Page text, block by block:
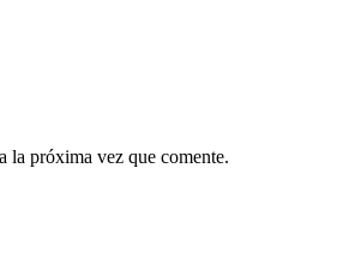
la próxima vez que comente.